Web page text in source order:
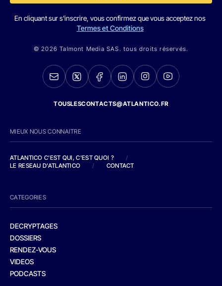
En cliquant sur s'inscrire, vous confirmez que vous acceptez nos
Termes et Conditions
© 2026 Talmont Media SAS. tous droits réservés.
TOUSLESCONTACTS@ATLANTICO.FR
MIEUX NOUS CONNAITRE
ATLANTICO C'EST QUI, C'EST QUOI ?
/
LE RESEAU D'ATLANTICO
/ CONTACT
CATEGORIES
DECRYPTAGES
DOSSIERS
RENDEZ-VOUS
VIDEOS
PODCASTS